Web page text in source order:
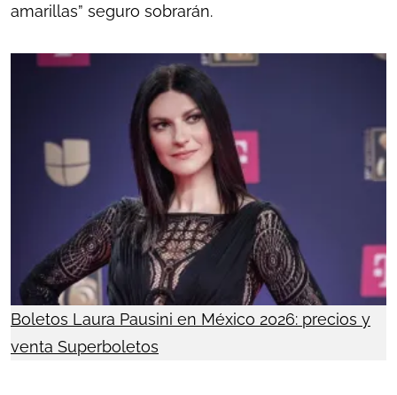
amarillas” seguro sobrarán.
Boletos Laura Pausini en México 2026: precios y
venta Superboletos